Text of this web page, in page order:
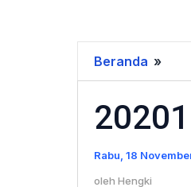
Beranda »
Rabu, 18
oleh Hengki